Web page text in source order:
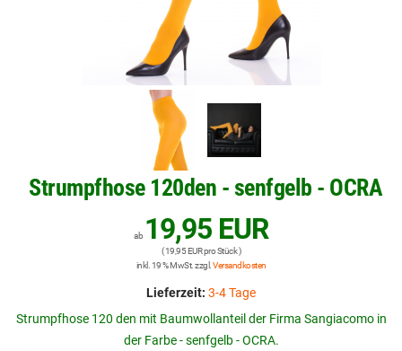
Strumpfhose 120den - senfgelb - OCRA
ab 19,95 EUR
( 19,95 EUR pro Stück )
inkl. 19 % MwSt. zzgl. Versandkosten
Lieferzeit: 3-4 Tage
Strumpfhose 120 den mit Baumwollanteil der Firma Sangiacomo in
der Farbe - senfgelb - OCRA.